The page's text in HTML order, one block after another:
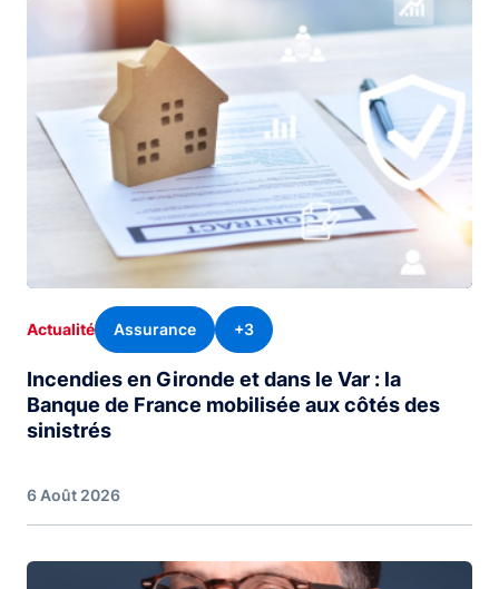
Actualité Assurance +3
Incendies en Gironde et dans le Var : la
Banque de France mobilisée aux côtés des
sinistrés
6 Août 2026
Image